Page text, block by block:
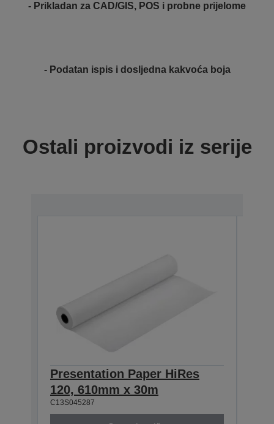
- Prikladan za CAD/GIS, POS i probne prijelome
- Podatan ispis i dosljedna kakvoća boja
Ostali proizvodi iz serije
Presentation Paper HiRes
120, 610mm x 30m
C13S045287